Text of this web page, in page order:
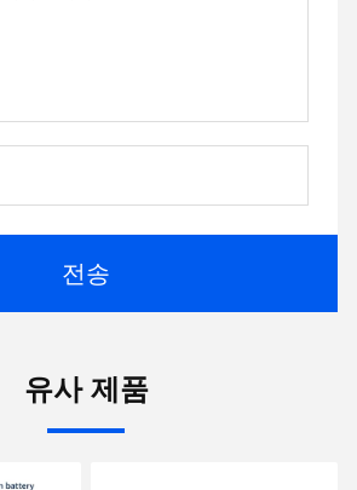
전송
유사 제품